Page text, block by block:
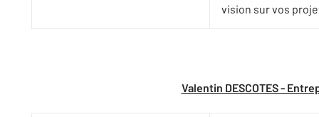
vision sur vos
Valentin DESCOTES -